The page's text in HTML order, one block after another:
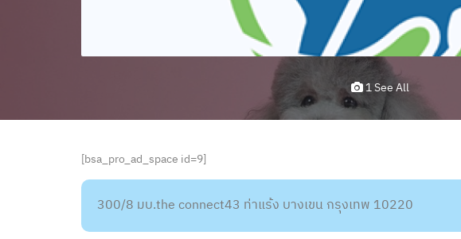
1 See All
[bsa_pro_ad_space id=9]
300/8 มบ.the connect43 ท่าแร้ง บางเขน กรุงเทพ 10220